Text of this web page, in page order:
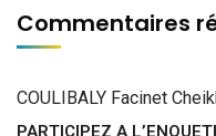
Commentaires
COULIBALY Facinet
PARTICIPEZ A